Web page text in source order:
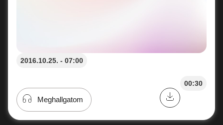
2016.10.25. - 07:00
00:30
Meghallgatom